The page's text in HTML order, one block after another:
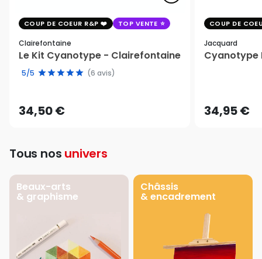
COUP DE COEUR R&P TOP VENTE
Clairefontaine
Le Kit Cyanotype - Clairefontaine
5/5 (6 avis)
34,50 €
COUP DE
Jacquard
Cyanotype
34,95 €
Tous nos univers
Beaux-arts
& graphisme
Châssis
& encadrement